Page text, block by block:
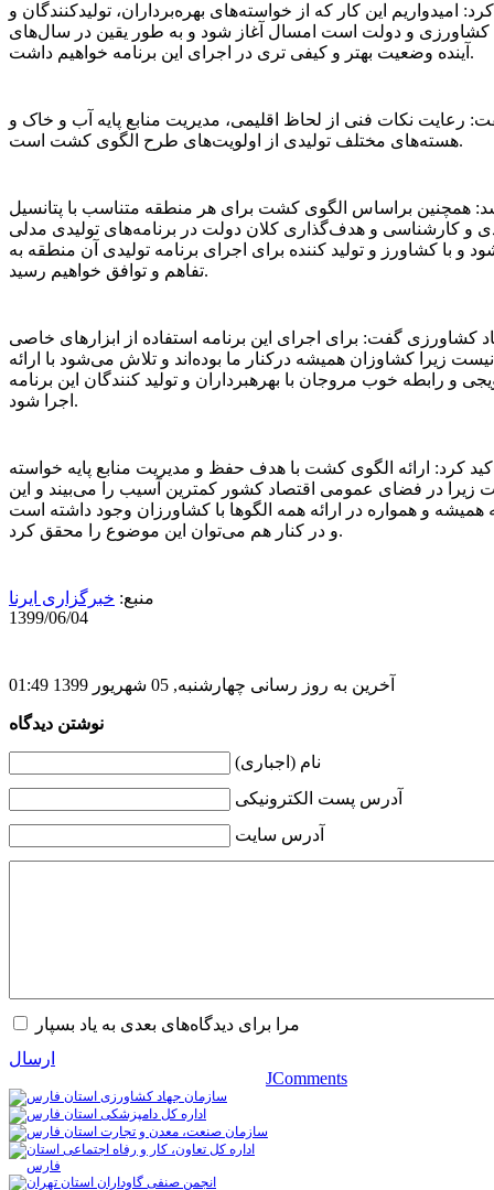
امیدواریم این کار که از خواسته‌های بهره‌برداران، تولیدکنندگان و
و دولت است امسال آغاز شود و به طور یقین در سال‌های
آینده وضعیت بهتر و کیفی تری در اجرای این برنامه خواهیم داشت.
رعایت نکات فنی از لحاظ اقلیمی، مدیریت منابع پایه آب و خاک و
هسته‌های مختلف تولیدی از اولویت‌های طرح الگوی کشت است.
همچنین براساس الگوی کشت برای هر منطقه متناسب با پتانسیل
و کارشناسی و هدف‌گذاری کلان دولت در برنامه‌های تولیدی مدلی
و با کشاورز و تولید کننده برای اجرای برنامه تولیدی آن منطقه به
تفاهم و توافق خواهیم رسید.
کشاورزی گفت: برای اجرای این برنامه استفاده از ابزارهای خاصی
زیرا کشاوزان همیشه درکنار ما بوده‌اند و تلاش می‌شود با ارائه
و رابطه خوب مروجان با بهرهبرداران و تولید کنندگان این برنامه
اجرا شود.
کرد: ارائه الگوی کشت با هدف حفظ و مدیریت منابع پایه خواسته
زیرا در فضای عمومی اقتصاد کشور کمترین آسیب را می‌بیند و این
و همواره در ارائه همه الگوها با کشاورزان وجود داشته است
و در کنار هم می‌توان این موضوع را محقق کرد.
منبع: خبرگزاری ایرنا
1399/06/04
آخرین به روز رسانی چهارشنبه, 05 شهریور 1399 01:49
نوشتن دیدگاه
نام (اجباری)
آدرس پست الکترونیکی
آدرس سایت
مرا برای دیدگاه‌های بعدی به یاد بسپار
ارسال
JComments